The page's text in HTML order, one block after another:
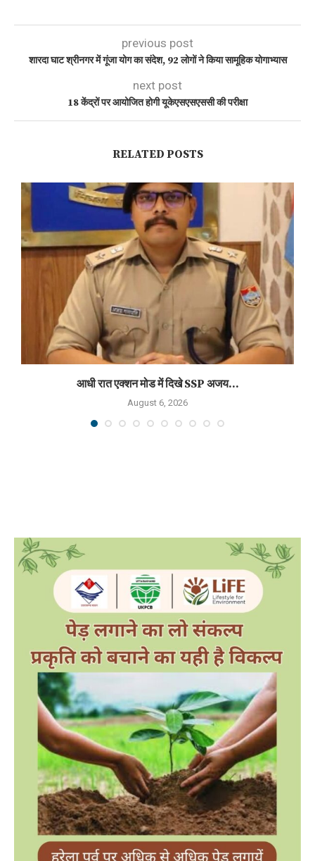
previous post
शारदा घाट श्रीनगर में गूंजा योग का संदेश, 92 लोगों ने किया सामूहिक योगाभ्यास
next post
18 केंद्रों पर आयोजित होगी यूकेएसएसएससी की परीक्षा
RELATED POSTS
आधी रात एक्शन मोड में दिखे SSP अजय...
August 6, 2026